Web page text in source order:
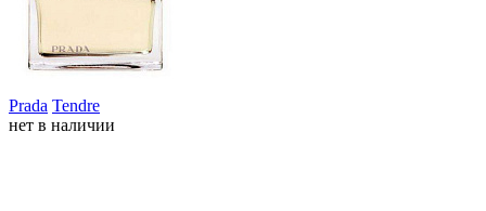
Prada Tendre
нет в наличии